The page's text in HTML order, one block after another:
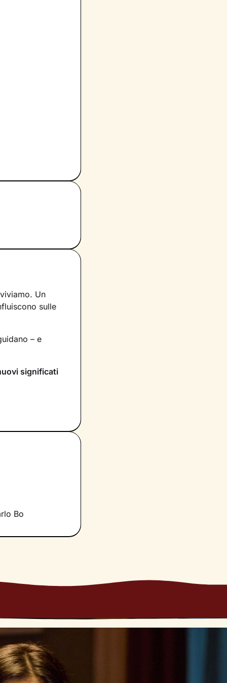
Un
sulle
– e
significati
dentro di te
che
provi in
un’atmosfera
che
la loro
al meglio il
Bo